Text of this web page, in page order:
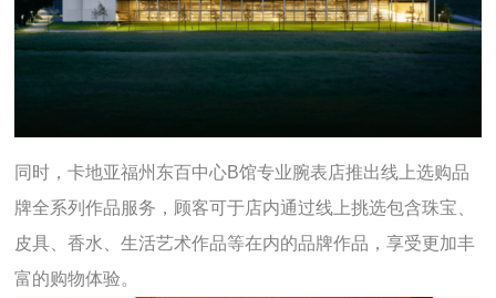
同时，卡地亚福州东百中心B馆专业腕表店推出线上选购品
牌全系列作品服务，顾客可于店内通过线上挑选包含珠宝、
皮具、香水、生活艺术作品等在内的品牌作品，享受更加丰
富的购物体验。